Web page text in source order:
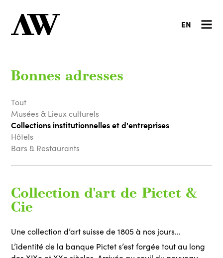
EN
Bonnes adresses
Tout
Musées & Lieux culturels
Collections institutionnelles et d'entreprises
Hôtels
Bars & Restaurants
Collection d'art de Pictet &
Cie
Une collection d’art suisse de 1805 à nos jours...
L’identité de la banque Pictet s’est forgée tout au long